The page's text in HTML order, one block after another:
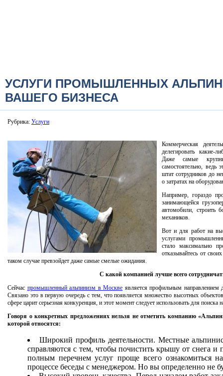
УСЛУГИ ПРОМЫШЛЕННЫХ
ВАШЕГО БИЗНЕСА
Рубрика: Услуги
Коммерческая
делегировать какие-
Даже самые
самостоятельно, ведь
штат сотрудников до
о затратах на
Например, гораздо
занимающейся
автомобили, строить
механиков.
Вот и для работ на
услугами
стало максимально
отказывайтесь от
таком случае превзойдет даже самые смелые ожидания.
С какой компанией лучше всего
Сейчас промышленный альпинизм в Москве является профильным направлением
Связано это в первую очередь с тем, что появляется множество высотных
сфере царит серьезная конкуренция, и этот момент следует использовать для поиска
Говоря о конкретных предложениях нельзя не отметить компанию
которой относятся:
Широкий профиль деятельности. Местные
справляются с тем, чтобы почистить крышу от снега и
полным перечнем услуг проще всего ознакомиться
процессе беседы с менеджером. Но вы определенно не